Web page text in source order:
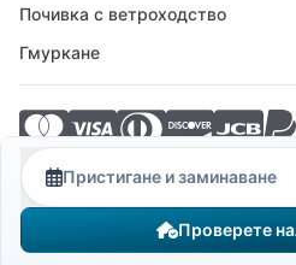
Пристигане и заминаване
Проверете
Почивка с ветроходство
Гмуркане